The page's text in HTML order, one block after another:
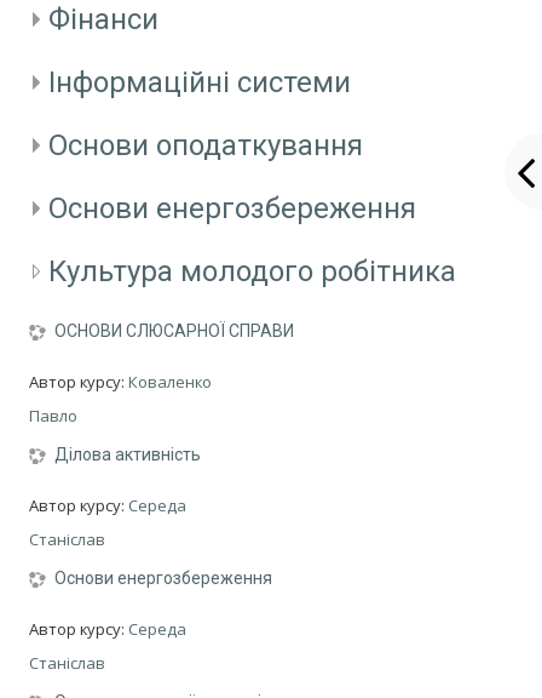
Фінанси
Інформаційні системи
Основи оподаткування
Основи енергозбереження
Культура молодого робітника
ОСНОВИ СЛЮСАРНОЇ СПРАВИ
Автор курсу:Коваленко
Павло
Ділова активність
Автор курсу: Середа
Станіслав
Основи енергозбереження
Автор курсу: Середа
Станіслав